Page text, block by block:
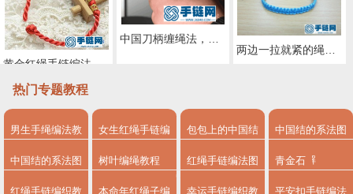
两股绳金刚结编法图解,手编绳收尾结怎么打结
热门专题教程
男生手绳编法教
程
女生红绳手链编
法
包包上的中国结
系法图解
中国结的系法图
解
中国结的系法图
解，分享简单易
树叶编绳教程 红绳手链编法图
解
青金石
红绳手链编织教 本命年红绳子编 幸运手链编织教 平安扣手链编法